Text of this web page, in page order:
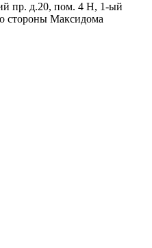
пр. д.20, пом. 4 Н, 1-ый
стороны Максидома